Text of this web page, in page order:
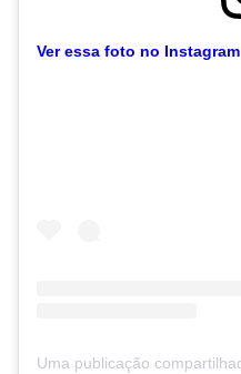
Ver essa foto no Instagram